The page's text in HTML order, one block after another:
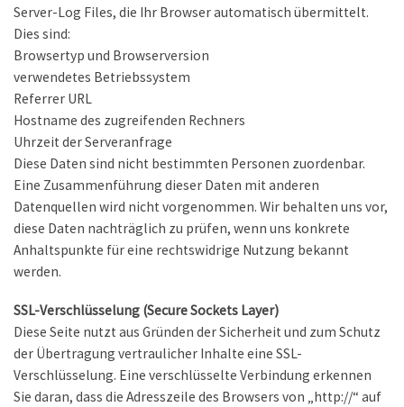
Server-Log Files, die Ihr Browser automatisch übermittelt.
Dies sind:
Browsertyp und Browserversion
verwendetes Betriebssystem
Referrer URL
Hostname des zugreifenden Rechners
Uhrzeit der Serveranfrage
Diese Daten sind nicht bestimmten Personen zuordenbar.
Eine Zusammenführung dieser Daten mit anderen
Datenquellen wird nicht vorgenommen. Wir behalten uns vor,
diese Daten nachträglich zu prüfen, wenn uns konkrete
Anhaltspunkte für eine rechtswidrige Nutzung bekannt
werden.
SSL-Verschlüsselung (Secure Sockets Layer)
Diese Seite nutzt aus Gründen der Sicherheit und zum Schutz
der Übertragung vertraulicher Inhalte eine SSL-
Verschlüsselung. Eine verschlüsselte Verbindung erkennen
Sie daran, dass die Adresszeile des Browsers von „http://“ auf